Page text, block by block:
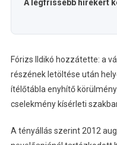
A legfrissebb hírekért
Fórizs Ildikó hozzátette: a
részének letöltése után
ítélőtábla enyhítő
cselekmény kísérleti
A tényállás szerint 2012